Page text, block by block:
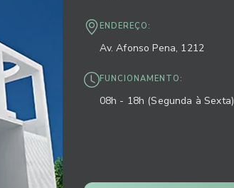
ENDEREÇO:
Av. Afonso Pena, 1212
FUNCIONAMENTO:
08h - 18h (Segunda à Sexta)